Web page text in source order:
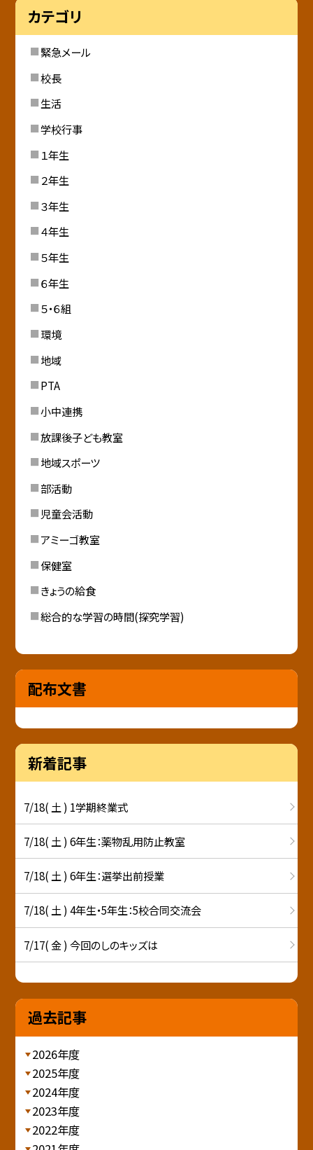
カテゴリ
緊急メール
校長
生活
学校行事
１年生
２年生
３年生
４年生
５年生
６年生
５・６組
環境
地域
PTA
小中連携
放課後子ども教室
地域スポーツ
部活動
児童会活動
アミーゴ教室
保健室
きょうの給食
総合的な学習の時間(探究学習)
配布文書
新着記事
7/18( 土 ) 1学期終業式
7/18( 土 ) 6年生：薬物乱用防止教室
7/18( 土 ) 6年生：選挙出前授業
7/18( 土 ) 4年生・5年生：5校合同交流会
7/17( 金 ) 今回のしのキッズは
過去記事
2026年度
2025年度
2024年度
2023年度
2022年度